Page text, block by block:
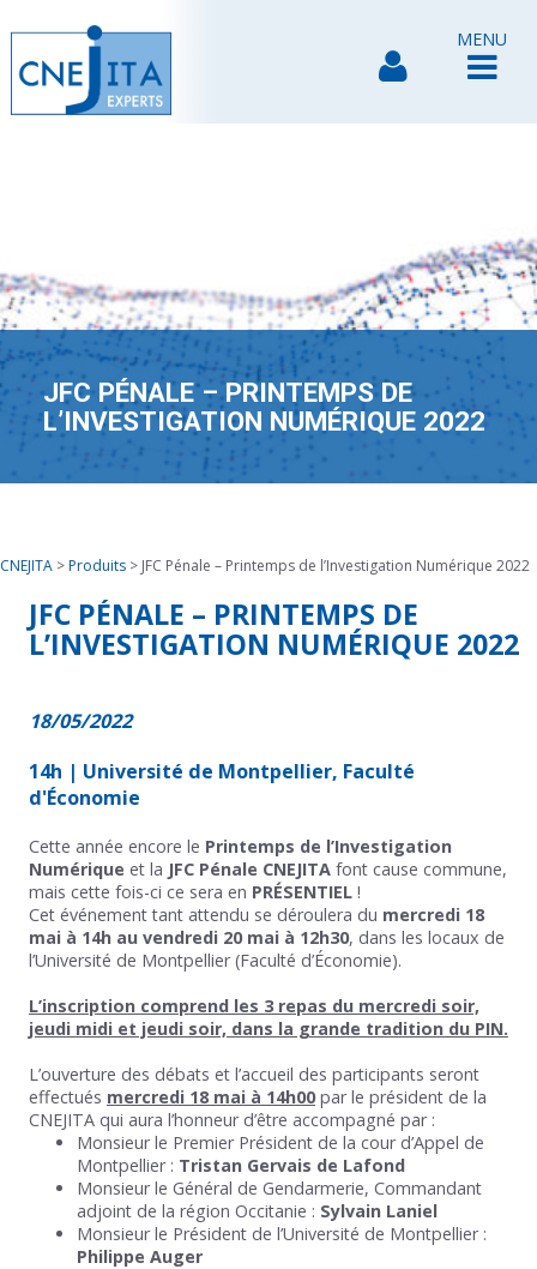
MENU
JFC PÉNALE – PRINTEMPS DE
L’INVESTIGATION NUMÉRIQUE 2022
CNEJITA >Produits > JFC Pénale – Printemps de l’Investigation Numérique 2022
JFC PÉNALE – PRINTEMPS DE
L’INVESTIGATION NUMÉRIQUE 2022
18/05/2022
14h | Université de Montpellier, Faculté
d'Économie
Cette année encore le Printemps de l’Investigation
Numérique et la JFC Pénale CNEJITAfont cause commune,
mais cette fois-ci ce sera en PRÉSENTIEL!
Cet événement tant attendu se déroulera du mercredi 18
mai à 14h au vendredi 20 mai à 12h30, dans les locaux de
l’Université de Montpellier (Faculté d’Économie).
L’inscription comprend les 3 repas du mercredi soir,
jeudi midi et jeudi soir, dans la grande tradition du PIN.
L’ouverture des débats et l’accueil des participants seront
effectués mercredi 18 mai à 14h00par le président de la
CNEJITA qui aura l’honneur d’être accompagné par :
Monsieur le Premier Président de la cour d’Appel de
Montpellier : Tristan Gervais de Lafond
Monsieur le Général de Gendarmerie, Commandant
adjoint de la région Occitanie : Sylvain Laniel
Monsieur le Président de l’Université de Montpellier :
Philippe Auger